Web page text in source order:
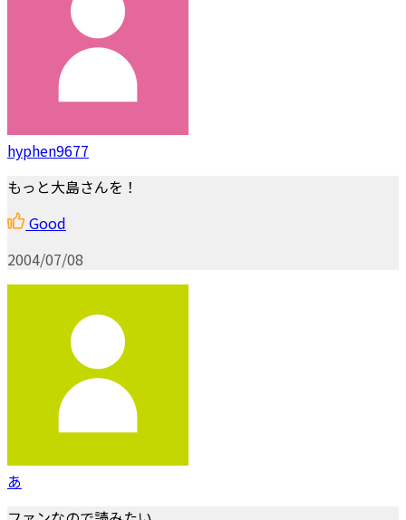
hyphen9677
もっと大島さんを！
Good
2004/07/08
あ